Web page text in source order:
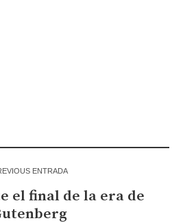
ENTRADA
el final de la era de